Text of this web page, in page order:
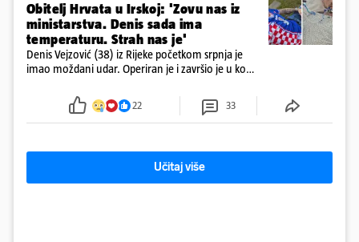
Obitelj Hrvata u Irskoj: 'Zovu nas iz
ministarstva. Denis sada ima
temperaturu. Strah nas je'
Denis Vejzović (38) iz Rijeke početkom srpnja je
imao moždani udar. Operiran je i završio je u komi.
tamošnji liječnici ne vjeruju u oporavak: 'Imamo
22 33
Učitaj više